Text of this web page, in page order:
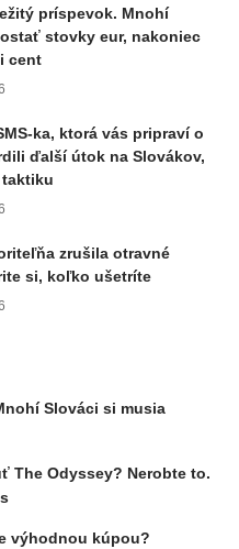
príspevok. Mnohí
stovky eur, nakoniec
cent
ka, ktorá vás pripraví o
ďalší útok na Slovákov,
zrušila otravné
si, koľko ušetríte
Slováci si musia
The Odyssey? Nerobte to.
výhodnou kúpou?